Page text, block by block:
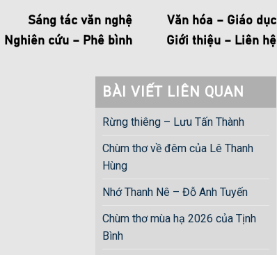
Sáng tác văn nghệ
Văn hóa – Giáo dục
Nghiên cứu – Phê bình
Giới thiệu – Liên hệ
BÀI VIẾT LIÊN QUAN
Rừng thiêng – Lưu Tấn Thành
Chùm thơ về đêm của Lê Thanh
Hùng
Nhớ Thanh Nê – Đỗ Anh Tuyến
Chùm thơ mùa hạ 2026 của Tịnh
Bình